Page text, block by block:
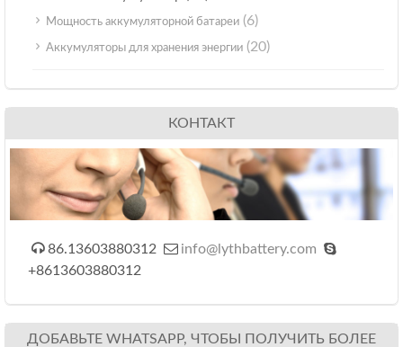
Мощность аккумуляторной батареи (6)
Аккумуляторы для хранения энергии (20)
КОНТАКТ
 86.13603880312  info@lythbattery.com 
+8613603880312
ДОБАВЬТЕ WHATSAPP, ЧТОБЫ ПОЛУЧИТЬ БОЛЕЕ